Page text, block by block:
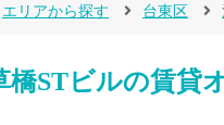
エリアから探す 台東区
橋STビルの賃貸